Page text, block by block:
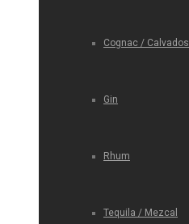
Cognac / Calvados
Gin
Rhum
Tequila / Mezcal